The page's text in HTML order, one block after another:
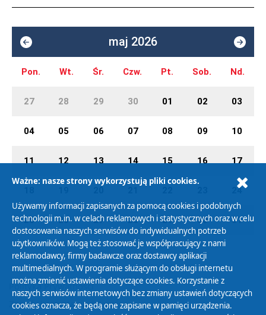
maj 2026
Pon. Wt. Śr. Czw. Pt. Sob. Nd.
27 28 29 30 01 02 03
04 05 06 07 08 09 10
11 12 13 14 15 16 17
24
25 26 27 28 29 30 31
Polityka Prywatności
Zasady korzystania z Serwisu
Ważne: nasze strony wykorzystują pliki cookies.
Używamy informacji zapisanych za pomocą cookies i podobnych
technologii m.in. w celach reklamowych i statystycznych oraz w celu
dostosowania naszych serwisów do indywidualnych potrzeb
użytkowników. Mogą też stosować je współpracujący z nami
reklamodawcy, firmy badawcze oraz dostawcy aplikacji
multimedialnych. W programie służącym do obsługi internetu
można zmienić ustawienia dotyczące cookies. Korzystanie z
naszych serwisów internetowych bez zmiany ustawień dotyczących
cookies oznacza, że będą one zapisane w pamięci urządzenia.